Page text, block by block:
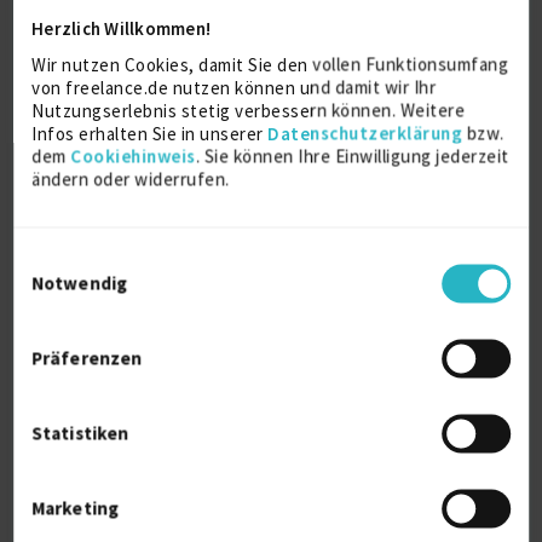
Herzlich Willkommen!
Wir nutzen Cookies, damit Sie den vollen Funktionsumfang
von freelance.de nutzen können und damit wir Ihr
Nutzungserlebnis stetig verbessern können. Weitere
Infos erhalten Sie in unserer Datenschutzerklärung bzw.
dem Cookiehinweis. Sie können Ihre Einwilligung jederzeit
ändern oder widerrufen.
Notwendig
Präferenzen
Statistiken
Marketing
Pharmazie
Approbation, Promotion
1977
München
flexibel, teamfähig, hands-on Tätigkeit (nicht nur
Analytik, Technologie, Pharmakokinetik,